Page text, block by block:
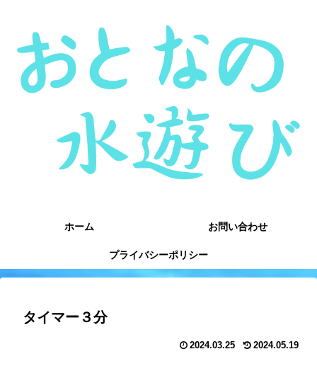
ホーム お問い合わせ
プライバシーポリシー
タイマー３分
2024.03.25 2024.05.19